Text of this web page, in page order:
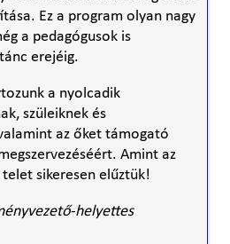
Ez a program olyan nagy
a pedagógusok is
erejéig.
a nyolcadik
szüleiknek és
az őket támogató
Amint az
sikeresen elűztük!
helyettes